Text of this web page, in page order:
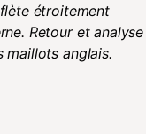
étroitement
Retour et analyse
maillots anglais.